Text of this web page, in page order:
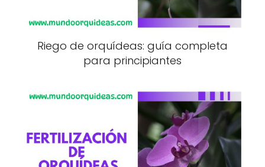
Riego de orquídeas: guía completa
para principiantes